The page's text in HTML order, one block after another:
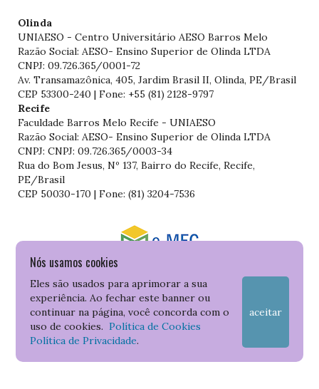
Nós usamos cookies
Eles são usados para aprimorar a sua
experiência. Ao fechar este banner ou
continuar na página, você concorda com o
uso de cookies.Política de Cookies
Política de Privacidade.
aceitar
Olinda
UNIAESO - Centro Universitário AESO Barros Melo
Razão Social: AESO- Ensino Superior de Olinda LTDA
CNPJ: 09.726.365/0001-72
Av. Transamazônica, 405, Jardim Brasil II, Olinda, PE/Brasil
CEP 53300-240 | Fone: +55 (81) 2128-9797
Recife
Faculdade Barros Melo Recife - UNIAESO
Razão Social: AESO- Ensino Superior de Olinda LTDA
CNPJ: CNPJ: 09.726.365/0003-34
Rua do Bom Jesus, Nº 137, Bairro do Recife, Recife,
PE/Brasil
CEP 50030-170 | Fone: (81) 3204-7536
Consulte o cadastro da Instituição no Sistema do e-MEC